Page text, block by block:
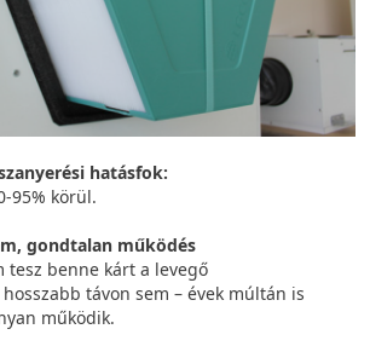
hatásfok:
95% körül.
gondtalan működés
tesz benne kárt a levegő
távon sem – évek múltán is
működik.